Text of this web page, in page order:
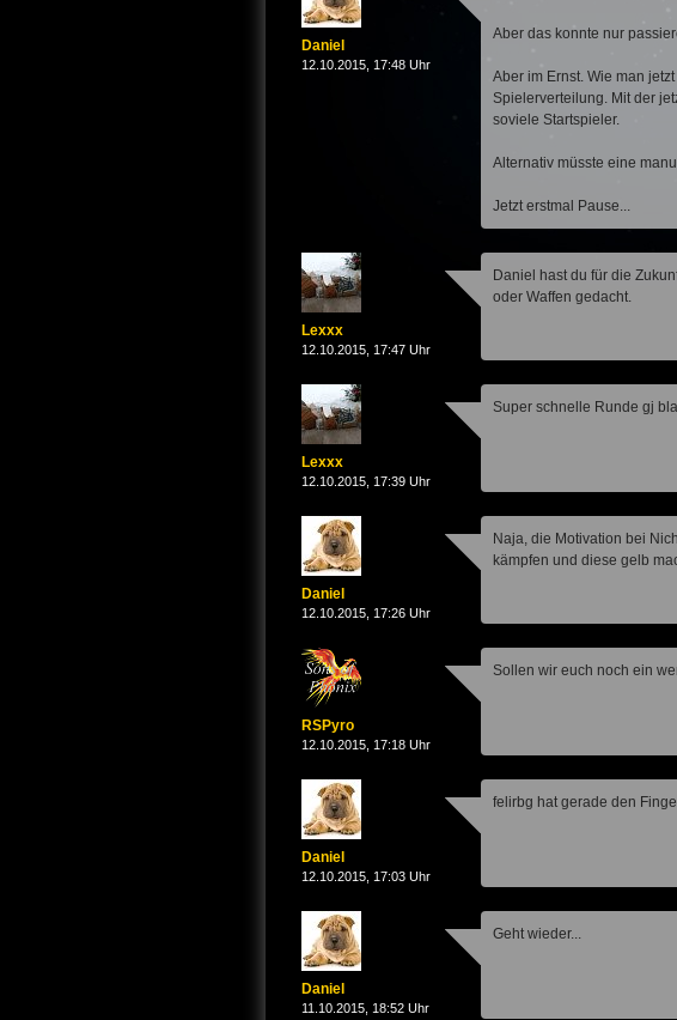
Daniel
12.10.2015, 17:48 Uhr
Aber das konnte nur
Aber im Ernst. Wie man
Spielerverteilung. Mit der
soviele Startspieler.
Alternativ müsste eine
Jetzt erstmal Pause...
Lexxx
12.10.2015, 17:47 Uhr
Daniel hast du für die
oder Waffen gedacht.
Lexxx
12.10.2015, 17:39 Uhr
Super schnelle Runde gj
Daniel
12.10.2015, 17:26 Uhr
Naja, die Motivation bei
kämpfen und diese gelb
RSPyro
12.10.2015, 17:18 Uhr
Sollen wir euch noch ein
Daniel
12.10.2015, 17:03 Uhr
felirbg hat gerade den
Daniel
11.10.2015, 18:52 Uhr
Geht wieder...